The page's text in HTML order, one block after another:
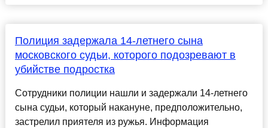
Полиция задержала 14-летнего сына
московского судьи, которого подозревают в
убийстве подростка
Сотрудники полиции нашли и задержали 14-летнего
сына судьи, который накануне, предположительно,
застрелил приятеля из ружья. Информация